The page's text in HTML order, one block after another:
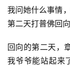
我问她什么事情
第二天打普佛回向
回向的第二天，
我爷爷能站起来